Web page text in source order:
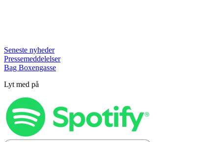
Seneste nyheder
Pressemeddelelser
Bag Boxengasse
Lyt med på